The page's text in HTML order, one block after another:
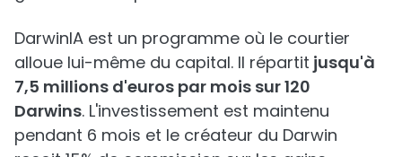
DarwinIA est un programme où le courtier
alloue lui-même du capital. Il répartit jusqu'à
7,5 millions d'euros par mois sur 120
Darwins. L'investissement est maintenu
pendant 6 mois et le créateur du Darwin